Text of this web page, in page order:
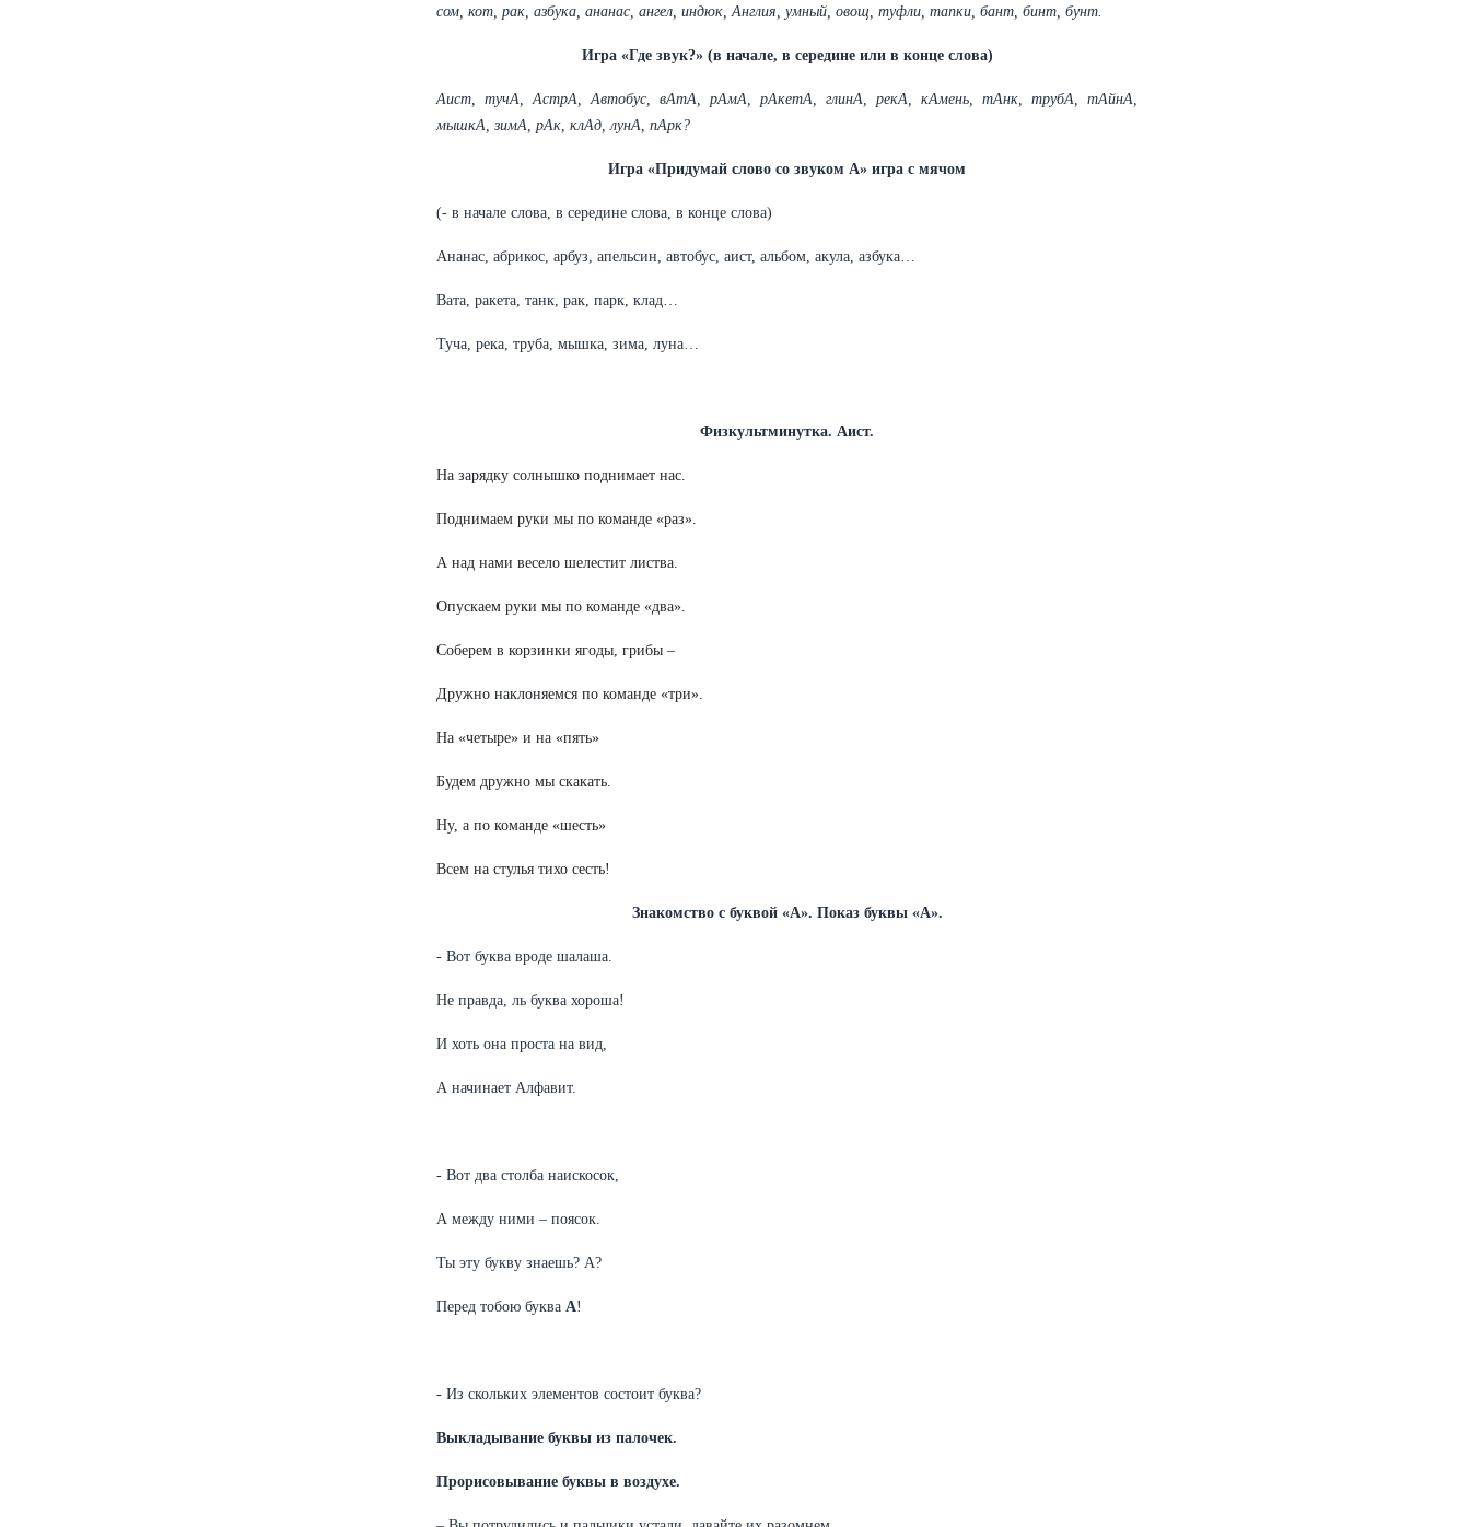
сом, кот, рак, азбука, ананас, ангел, индюк, Англия, умный, овощ, туфли, тапки, бант, бинт, бунт.
Игра «Где звук?» (в начале, в середине или в конце слова)
Аист, тучА, АстрА, Автобус, вАтА, рАмА, рАкетА, глинА, рекА, кАмень, тАнк, трубА, тАйнА,
мышкА, зимА, рАк, клАд, лунА, пАрк?
Игра «Придумай слово со звуком А» игра с мячом
(- в начале слова, в середине слова, в конце слова)
Ананас, абрикос, арбуз, апельсин, автобус, аист, альбом, акула, азбука…
Вата, ракета, танк, рак, парк, клад…
Туча, река, труба, мышка, зима, луна…
Физкультминутка. Аист.
На зарядку солнышко поднимает нас.
Поднимаем руки мы по команде «раз».
А над нами весело шелестит листва.
Опускаем руки мы по команде «два».
Соберем в корзинки ягоды, грибы –
Дружно наклоняемся по команде «три».
На «четыре» и на «пять»
Будем дружно мы скакать.
Ну, а по команде «шесть»
Всем на стулья тихо сесть!
Знакомство с буквой «А». Показ буквы «А».
- Вот буква вроде шалаша.
Не правда, ль буква хороша!
И хоть она проста на вид,
А начинает Алфавит.
- Вот два столба наискосок,
А между ними – поясок.
Ты эту букву знаешь? А?
Перед тобою буква А!
- Из скольких элементов состоит буква?
Выкладывание буквы из палочек.
Прорисовывание буквы в воздухе.